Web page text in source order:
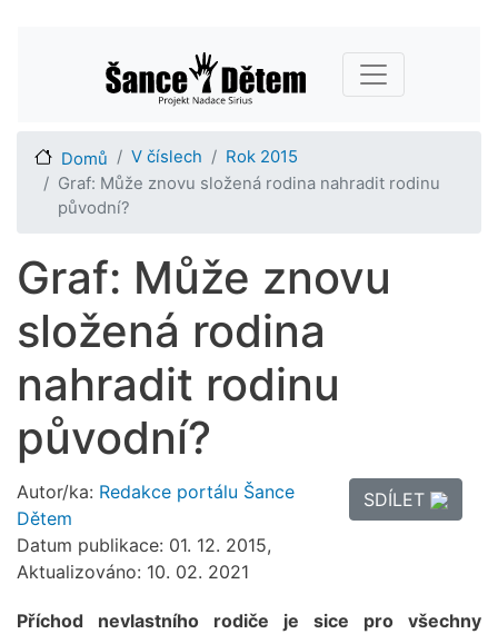
hlavnímu
obsahu
Main navigation
Domů V číslech
Rok 2015
Graf: Může znovu složená rodina nahradit rodinu
původní?
Graf: Může znovu
složená rodina
nahradit rodinu
původní?
Autor/ka: Redakce portálu Šance
Dětem
Datum publikace: 01. 12. 2015,
Aktualizováno: 10. 02. 2021
SDÍLET
Příchod nevlastního rodiče je sice pro všechny